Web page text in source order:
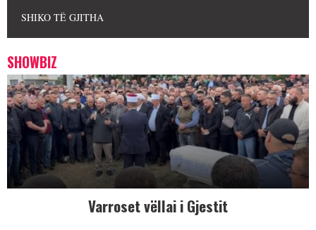
SHIKO TË GJITHA
SHOWBIZ
Varroset vëllai i Gjestit